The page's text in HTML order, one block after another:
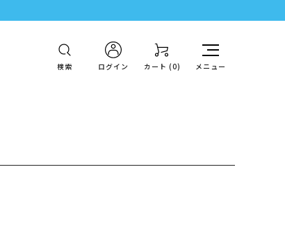
検索 ログイン カート (0) メニュー